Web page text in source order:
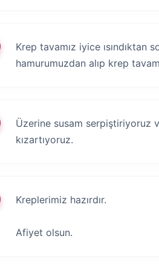
Krep tavamız iyice ısındıktan
hamurumuzdan alıp krep
Üzerine susam serpiştiriyoruz
kızartıyoruz.
Kreplerimiz hazırdır.
Afiyet olsun.